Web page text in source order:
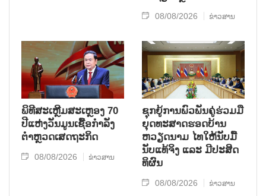
08/08/2026 ຂ່າວສານ
ພິທີສະເຫຼີມສະເຫຼອງ 70
ປີແຫ່ງວັນມູນເຊື້ອກຳລັງ
ຕຳຫຼວດເສດຖະກິດ
08/08/2026 ຂ່າວສານ
ຊຸກ​ຍູ້​ການ​ພົວ​ພັນ​ຄູ່​ຮ່ວມ​ມື​
ຍຸດ​ທະ​ສາດ​ຮອດ​ບ້ານ
ຫວຽດ​ນາມ ໄທ​ໃຫ້​ນັບ​ມື້​
ນັບ​ແທ້​ຈິງ ແລະ ມີ​ປະ​ສິດ​
ທິ​ຜົນ
08/08/2026 ຂ່າວສານ